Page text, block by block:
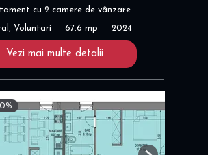
cu 2 camere de vânzare
Voluntari 67.6 mp 2024
Vezi mai multe detalii